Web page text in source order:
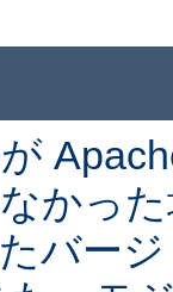
かっ
バー